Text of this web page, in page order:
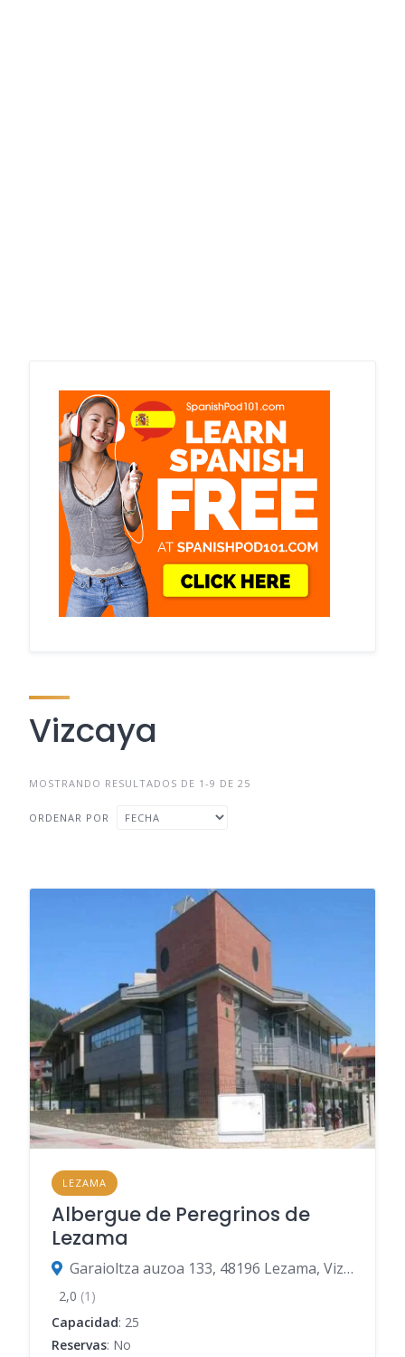
Vizcaya
MOSTRANDO RESULTADOS DE 1-9 DE 25
ORDENAR POR
LEZAMA
Albergue de Peregrinos de
Lezama
Garaioltza auzoa 133, 48196 Lezama, Vizcaya, España
2,0 (1)
Capacidad: 25
Reservas: No